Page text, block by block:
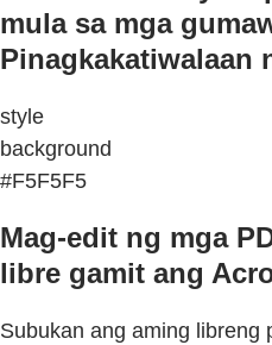
mula sa mga
Pinagkakatiwalaan
style
background
#F5F5F5
Mag-edit ng mga
libre gamit ang
Subukan ang aming libreng